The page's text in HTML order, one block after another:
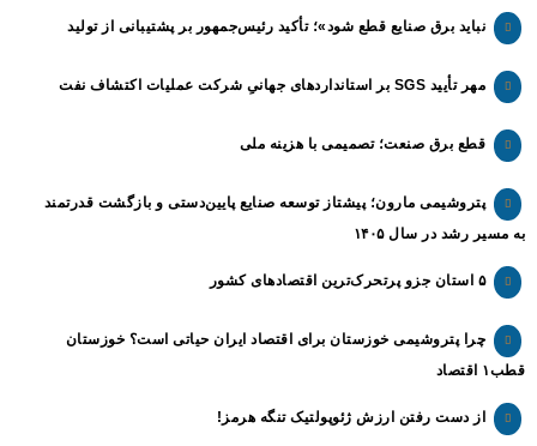
نباید برق صنایع قطع شود»؛ تأکید رئیس‌جمهور بر پشتیبانی از تولید
مهر تأیید SGS بر استانداردهای جهانیِ شرکت عملیات اکتشاف نفت
قطع برق صنعت؛ تصمیمی با هزینه ملی
پتروشیمی مارون؛ پیشتاز توسعه صنایع پایین‌دستی و بازگشت قدرتمند
به مسیر رشد در سال ۱۴۰۵
۵ استان جزو پرتحرک‌ترین اقتصاد‌های کشور
چرا پتروشیمی خوزستان برای اقتصاد ایران حیاتی است؟ خوزستان
قطب۱ اقتصاد
از دست رفتن ارزش ژئوپولتیک تنگه هرمز!